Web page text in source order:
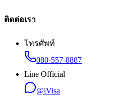
ติดต่อเรา
โทรศัพท์
080-557-8887
Line Official
@iVisa